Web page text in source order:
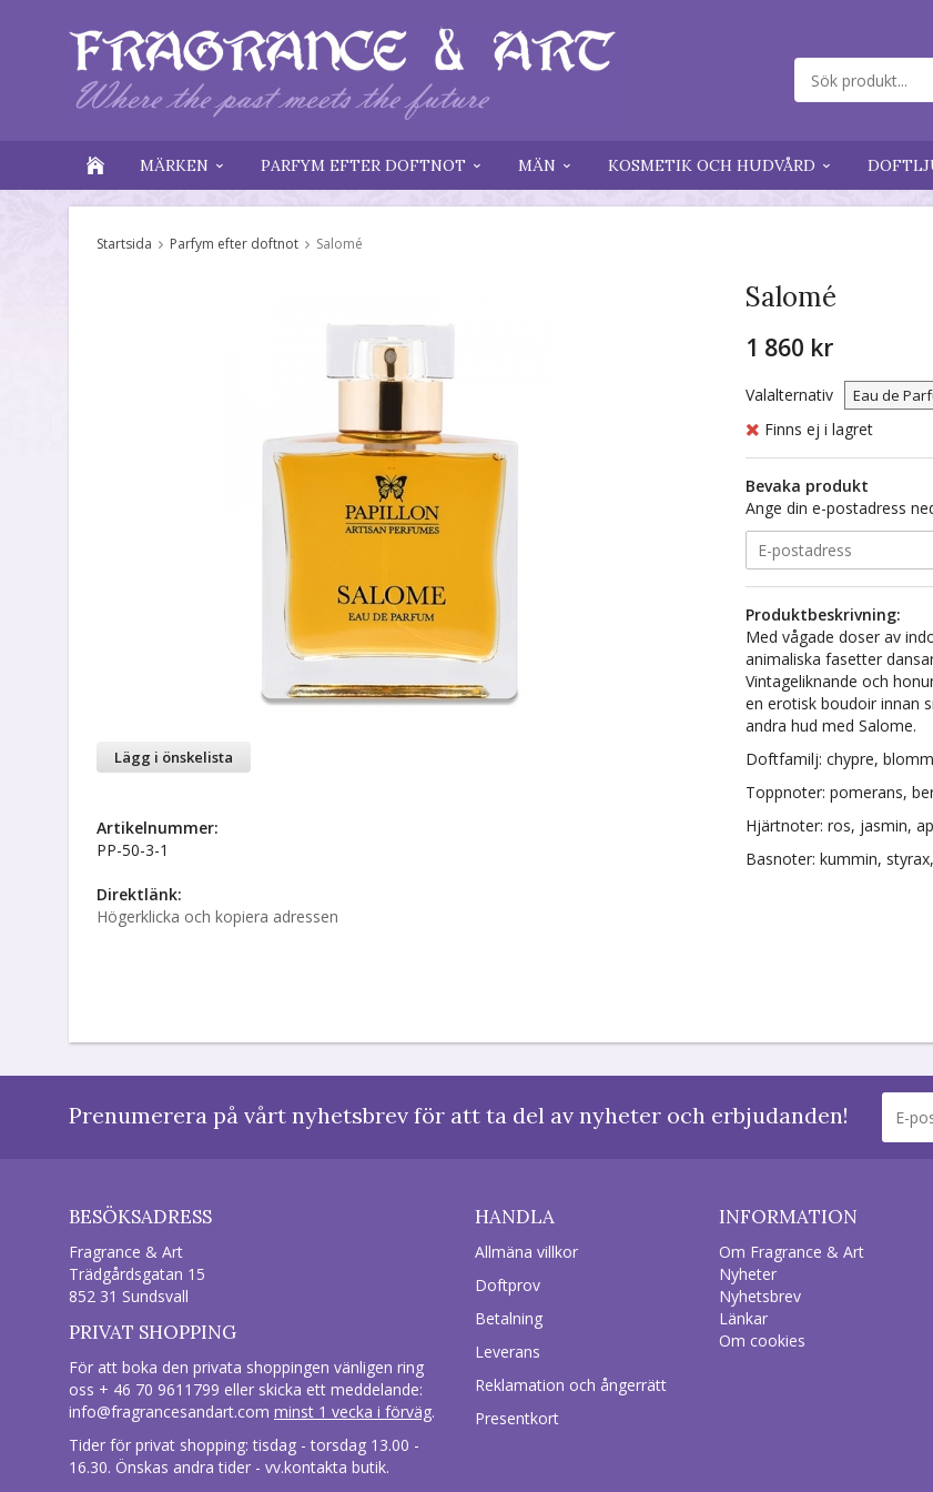
MÄRKEN PARFYM EFTER DOFTNOT MÄN KOSMETIK OCH HUDVÅRD
Startsida Parfym efter doftnot Salomé
Salomé
1 860 kr
Valalternativ
Finns ej i lagret
Bevaka produkt
Ange din e-postadress
Produktbeskrivning:
Med vågade doser av
animaliska fasetter
Vintageliknande och
en erotisk boudoir innan
andra hud med Salome.
Doftfamilj: chypre,
Toppnoter: pomerans,
Hjärtnoter: ros, jasmin,
Basnoter: kummin,
Lägg i önskelista
Artikelnummer:
PP-50-3-1
Direktlänk:
Högerklicka och kopiera adressen
Prenumerera på vårt nyhetsbrev för att ta del av nyheter och erbjudanden!
BESÖKSADRESS
Fragrance & Art
Trädgårdsgatan 15
852 31 Sundsvall
PRIVAT SHOPPING
För att boka den privata shoppingen vänligen ring
oss + 46 70 9611799 eller skicka ett meddelande:
info@fragrancesandart.com minst 1 vecka i förväg.
Tider för privat shopping: tisdag - torsdag 13.00 -
16.30. Önskas andra tider - vv.kontakta butik.
HANDLA
Allmäna villkor
Doftprov
Betalning
Leverans
Reklamation och ångerrätt
Presentkort
INFORMATION
Om Fragrance & Art
Nyheter
Nyhetsbrev
Länkar
Om cookies